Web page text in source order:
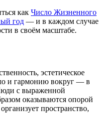
как Число Жизненного
год — и в каждом случае
в своём масштабе.
эстетическое
и гармонию вокруг — в
с выраженной
оказываются опорой
пространство,